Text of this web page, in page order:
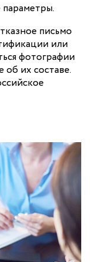
письмо
или
фотографии
их составе.